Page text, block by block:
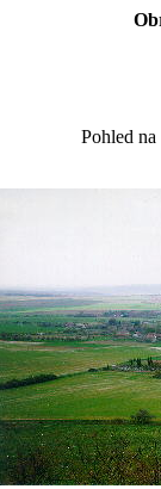
Pohled